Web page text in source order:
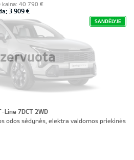
kaina: 40 790 €
3 909 €
SANDĖLYJE
Line 7DCT 2WD
odos sėdynės, elektra valdomos priekinės